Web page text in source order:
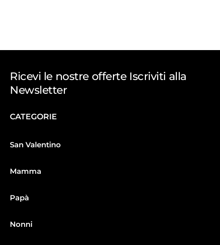
Ricevi le nostre offerte Iscriviti alla
Newsletter
CATEGORIE
San Valentino
Mamma
Papà
Nonni